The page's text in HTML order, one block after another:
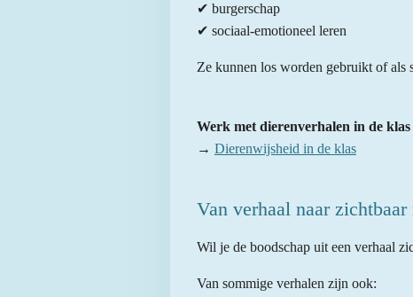
✔ burgerschap
✔ sociaal-emotioneel leren
Ze kunnen los worden gebruikt of als
Werk met dierenverhalen in de klas
→ Dierenwijsheid in de klas
Van verhaal naar zichtbaar
Wil je de boodschap uit een verhaal
Van sommige verhalen zijn ook: